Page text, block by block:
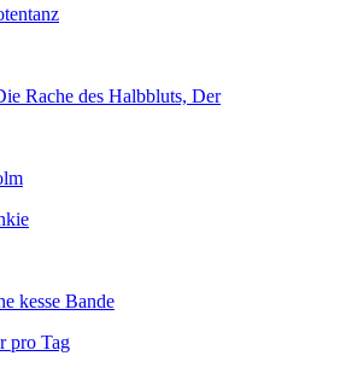
Rache des Halbbluts, Der
kesse Bande
pro Tag